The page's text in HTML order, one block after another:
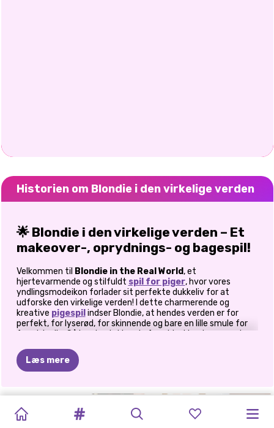
Historien om Blondie i den virkelige verden
🌟 Blondie i den virkelige verden – Et
makeover-, oprydnings- og bagespil!
Velkommen til Blondie in the Real World, et
hjertevarmende og stilfuldt spil for piger, hvor vores
yndlingsmodeikon forlader sit perfekte dukkeliv for at
udforske den virkelige verden! I dette charmerende og
kreative pigespil indser Blondie, at hendes verden er for
perfekt, for lyserød, for skinnende og bare en lille smule for
forudsigelig. Så hun beslutter sig for at bytte glamour ud
så let, som det ser ud! Det er her,
job? Hjælp Blondie med at tilpasse sig sine nye omgivelser, én
Sådan spiller du Blondie i den
virkelige verden
Læs mere
PASTEL
FRIENDS
KINESISK
EXTREME
MAKEOVER:
ELLIE
BEN
-
ELLIES
OVERRASKELSES
BRIDEZILLA